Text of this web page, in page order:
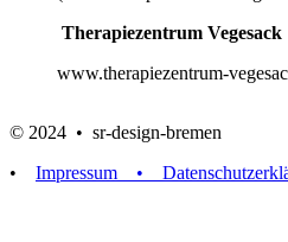
Therapiezentrum Vegesack
www.therapiezentrum-
© 2024 • sr-design-bremen
• Impressum •